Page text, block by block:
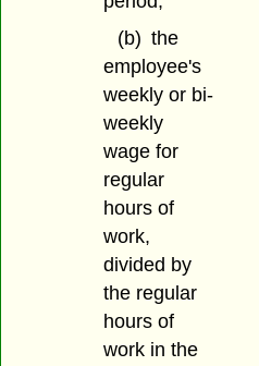
(b) the
employee's
weekly or bi-
weekly
wage for
regular
hours of
work,
divided by
the regular
hours of
work in the